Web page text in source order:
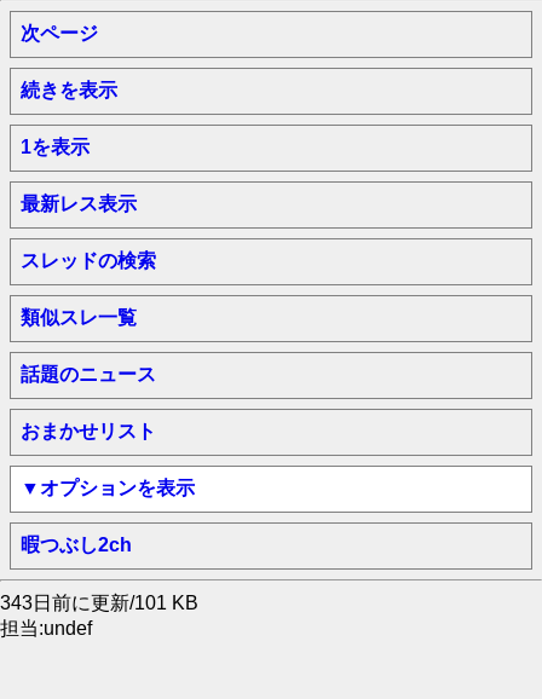
次ページ
続きを表示
1を表示
最新レス表示
スレッドの検索
類似スレ一覧
話題のニュース
おまかせリスト
▼オプションを表示
暇つぶし2ch
343日前に更新/101 KB
担当:undef